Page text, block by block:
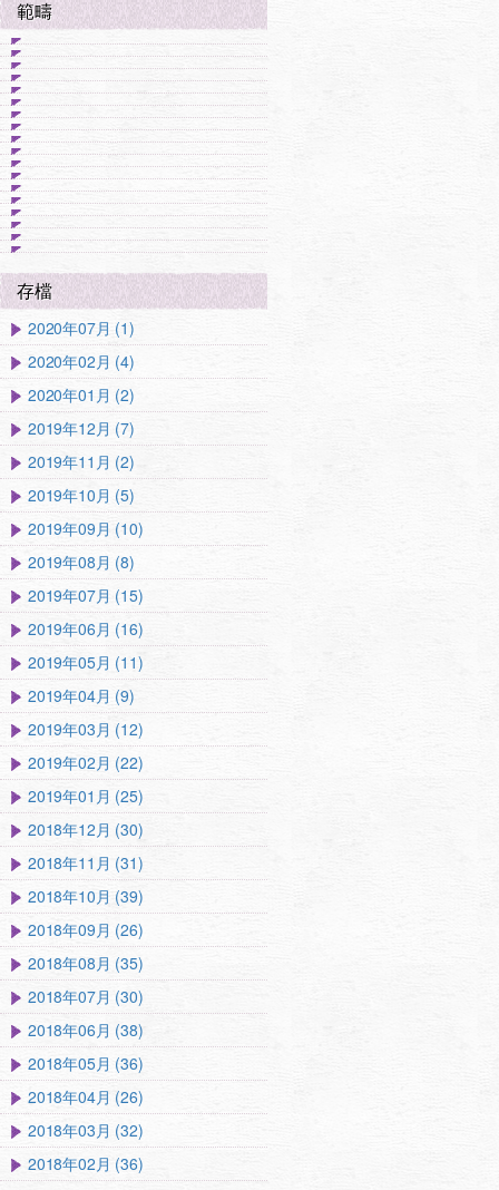
範疇
存檔
2020年07月 (1)
2020年02月 (4)
2020年01月 (2)
2019年12月 (7)
2019年11月 (2)
2019年10月 (5)
2019年09月 (10)
2019年08月 (8)
2019年07月 (15)
2019年06月 (16)
2019年05月 (11)
2019年04月 (9)
2019年03月 (12)
2019年02月 (22)
2019年01月 (25)
2018年12月 (30)
2018年11月 (31)
2018年10月 (39)
2018年09月 (26)
2018年08月 (35)
2018年07月 (30)
2018年06月 (38)
2018年05月 (36)
2018年04月 (26)
2018年03月 (32)
2018年02月 (36)